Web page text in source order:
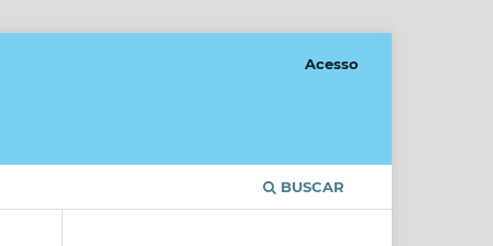
BUSCAR
Acesso